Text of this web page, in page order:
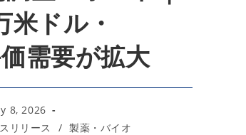
ドル・
需要が拡大
8, 2026
リリース / 製薬・バイオ